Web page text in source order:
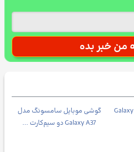
گوشی موبایل سامسونگ مدل
Galaxy A37 دو سیم‌کارت ...
گوشی موبايل سامسونگ Galaxy